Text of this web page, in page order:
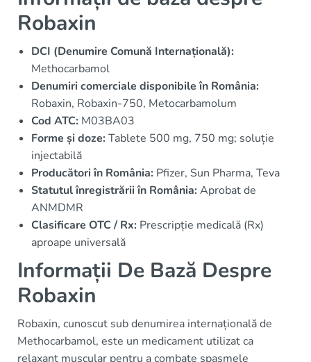
Robaxin
DCI (Denumire Comună Internațională):
Methocarbamol
Denumiri comerciale disponibile în România:
Robaxin, Robaxin-750, Metocarbamolum
Cod ATC: M03BA03
Forme și doze:Tablete 500 mg, 750 mg; soluție
injectabilă
Producători în România: Pfizer, Sun Pharma, Teva
Statutul înregistrării în România:Aprobat de
ANMDMR
Clasificare OTC / Rx: Prescripție medicală (Rx)
aproape universală
Informații De Bază Despre
Robaxin
Robaxin, cunoscut sub denumirea internațională de
Methocarbamol, este un medicament utilizat ca
relaxant muscular pentru a combate spasmele